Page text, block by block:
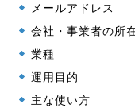
メールアドレス
会社・事業者の所
業種
運用目的
主な使い方